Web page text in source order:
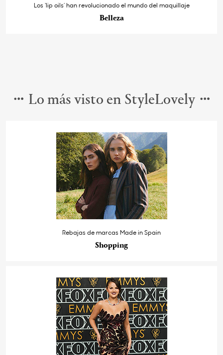
Los ‘lip oils’ han revolucionado el mundo del maquillaje
Belleza
Lo más visto en StyleLovely
Rebajas de marcas Made in Spain
Shopping